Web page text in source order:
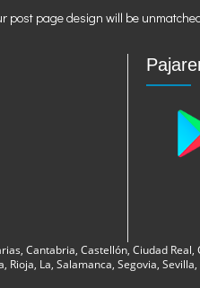
post page design will be
Cantabria, Castellón, Ciudad Real,
La, Salamanca, Segovia,